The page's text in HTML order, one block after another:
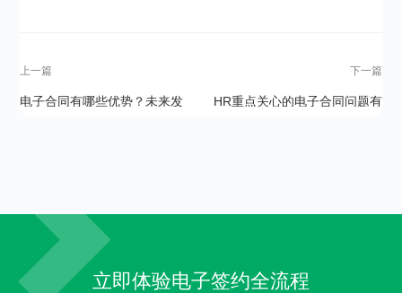
上一篇
电子合同有哪些优势？未来发
下一篇
HR重点关心的电子合同问题有
立即体验电子签约全流程